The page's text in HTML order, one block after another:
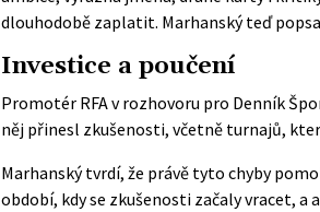
dlouhodobě zaplatit. Marhanský teď
Investice a poučení
Promotér RFA v rozhovoru pro Denník
něj přinesl zkušenosti, včetně turnajů,
Marhanský tvrdí, že právě tyto chyby
období, kdy se zkušenosti začaly vracet,